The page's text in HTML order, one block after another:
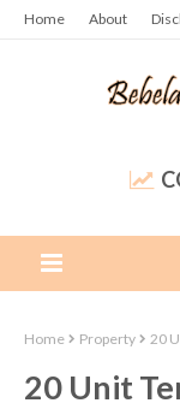
Home About
Home Property 20
20 Unit